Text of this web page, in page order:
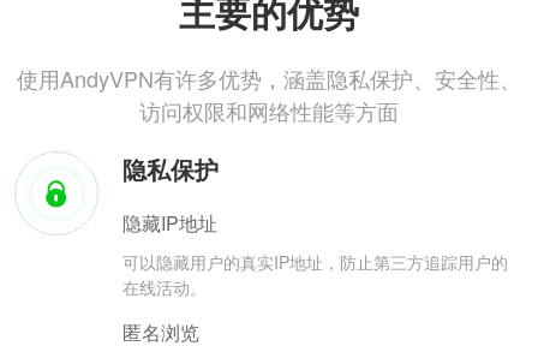
主要的优势
使用AndyVPN有许多优势，涵盖隐私保护、安全性、
访问权限和网络性能等方面
隐私保护
隐藏IP地址
可以隐藏用户的真实IP地址，防止第三方追踪用户的
在线活动。
匿名浏览